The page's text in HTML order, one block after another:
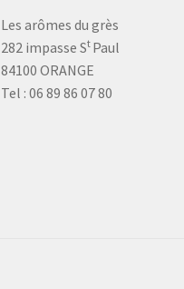
Les arômes du grès
282 impasse St Paul
84100 ORANGE
Tel : 06 89 86 07 80